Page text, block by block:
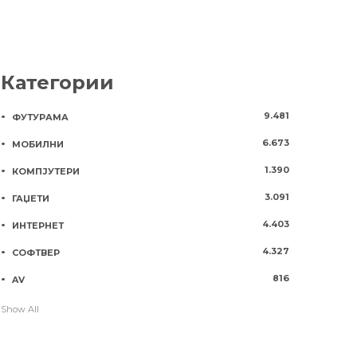
Категории
ФУТУРАМА 9.481
МОБИЛНИ 6.673
КОМПЈУТЕРИ 1.390
ГАЏЕТИ 3.091
ИНТЕРНЕТ 4.403
СОФТВЕР 4.327
AV 816
Show All